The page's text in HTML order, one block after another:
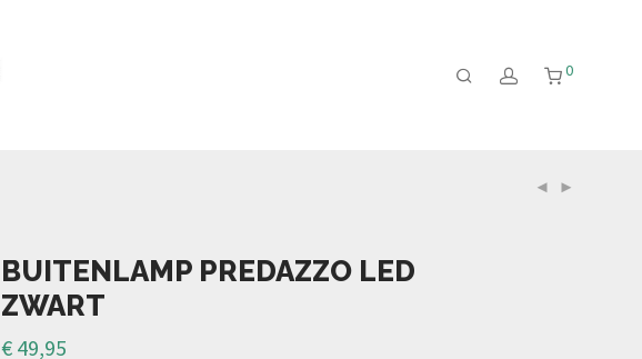
0
BUITENLAMP PREDAZZO LED
ZWART
€ 49,95